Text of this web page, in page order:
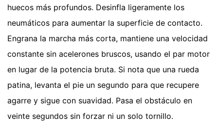
huecos más profundos. Desinfla ligeramente los
neumáticos para aumentar la superficie de contacto.
Engrana la marcha más corta, mantiene una velocidad
constante sin acelerones bruscos, usando el par motor
en lugar de la potencia bruta. Si nota que una rueda
patina, levanta el pie un segundo para que recupere
agarre y sigue con suavidad. Pasa el obstáculo en
veinte segundos sin forzar ni un solo tornillo.